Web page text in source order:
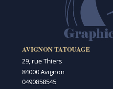
AVIGNON TATOUAGE
29, rue Thiers
84000 Avignon
0490858545